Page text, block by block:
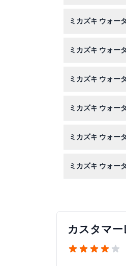
ださい）。
ミカズキ ウォー
ミカズキ ウォー
ミカズキ ウォー
ミカズキ ウォー
ミカズキ ウォー
しみいただけま
ミカズキ ウォー
カスタマ